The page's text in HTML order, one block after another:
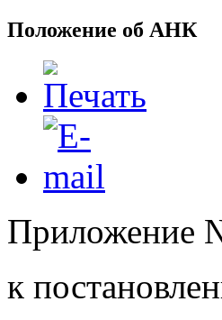
Положение об АНК
Приложение
к